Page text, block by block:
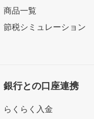
商品一覧
節税シミュレーション
銀行との口座連携
らくらく入金